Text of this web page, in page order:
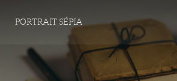
PORTRAIT SÉPIA